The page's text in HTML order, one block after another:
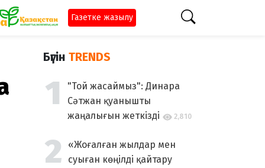
Газетке жазылу
Бүгін TRENDS
"Той жасаймыз": Динара
Сәтжан қуанышты
жаңалығын жеткізді
2,810
«Жоғалған жылдар мен
суыған көңілді қайтару